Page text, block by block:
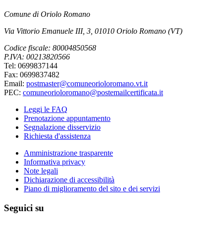
Comune di Oriolo Romano
Via Vittorio Emanuele III, 3, 01010 Oriolo Romano (VT)
Codice fiscale: 80004850568
P.IVA: 00213820566
Tel: 0699837144
Fax: 0699837482
Email: postmaster@comuneorioloromano.vt.it
PEC: comuneorioloromano@postemailcertificata.it
Leggi le FAQ
Prenotazione appuntamento
Segnalazione disservizio
Richiesta d'assistenza
Amministrazione trasparente
Informativa privacy
Note legali
Dichiarazione di accessibilità
Piano di miglioramento del sito e dei servizi
Seguici su